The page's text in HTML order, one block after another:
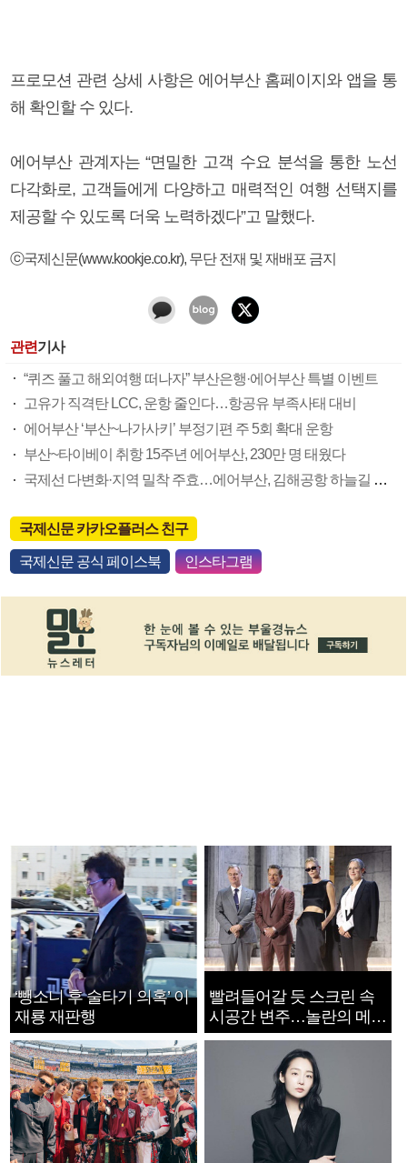
프로모션 관련 상세 사항은 에어부산 홈페이지와 앱을 통
해 확인할 수 있다.
에어부산 관계자는 “면밀한 고객 수요 분석을 통한 노선
다각화로, 고객들에게 다양하고 매력적인 여행 선택지를
제공할 수 있도록 더욱 노력하겠다”고 말했다.
ⓒ국제신문(www.kookje.co.kr), 무단 전재 및 재배포 금지
관련기사
“퀴즈 풀고 해외여행 떠나자” 부산은행·에어부산 특별 이벤트
고유가 직격탄 LCC, 운항 줄인다…항공유 부족사태 대비
에어부산 ‘부산~나가사키’ 부정기편 주 5회 확대 운항
부산~타이베이 취항 15주년 에어부산, 230만 명 태웠다
국제선 다변화·지역 밀착 주효…에어부산, 김해공항 하늘길 선두
국제신문 카카오플러스 친구
국제신문 공식 페이스북 인스타그램
‘뺑소니 후 술타기 의혹’ 이
재룡 재판행
빨려들어갈 듯 스크린 속
시공간 변주…놀란의 메시
지는 ‘전쟁 속죄’